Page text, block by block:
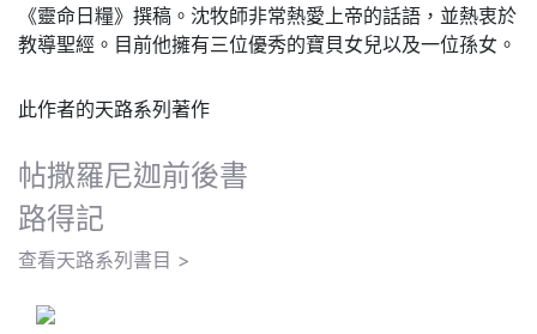
《靈命日糧》撰稿。沈牧師非常熱愛上帝的話語，並熱衷於
教導聖經。目前他擁有三位優秀的寶貝女兒以及一位孫女。
此作者的天路系列著作
帖撒羅尼迦前後書
路得記
查看天路系列書目 >